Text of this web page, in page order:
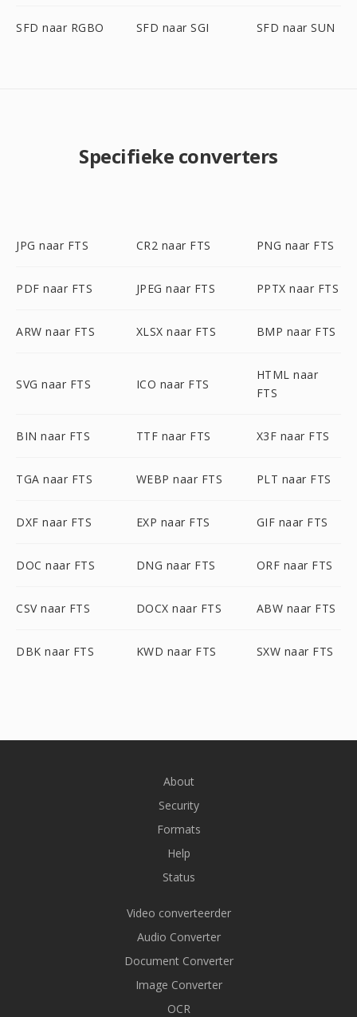
SFD naar RGBO SFD naar SGI SFD naar SUN
Specifieke converters
JPG naar FTS CR2 naar FTS PNG naar FTS
PDF naar FTS JPEG naar FTS PPTX naar FTS
ARW naar FTS XLSX naar FTS BMP naar FTS
SVG naar FTS ICO naar FTS
HTML naar
FTS
BIN naar FTS TTF naar FTS X3F naar FTS
TGA naar FTS WEBP naar FTS PLT naar FTS
DXF naar FTS EXP naar FTS GIF naar FTS
DOC naar FTS DNG naar FTS ORF naar FTS
CSV naar FTS DOCX naar FTS ABW naar FTS
DBK naar FTS KWD naar FTS SXW naar FTS
About
Security
Formats
Help
Status
Video converteerder
Audio Converter
Document Converter
Image Converter
OCR